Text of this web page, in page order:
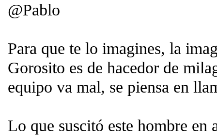
@Pablo
Para que te lo imagines, la
Gorosito es de hacedor de
equipo va mal, se piensa en
Lo que suscitó este hombre en